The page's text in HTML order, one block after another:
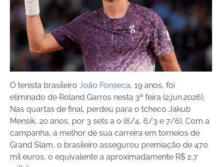
O tenista brasileiro João Fonseca, 19 anos, foi
eliminado de Roland Garros nesta 3ª feira (2.jun.2026).
Nas quartas de final, perdeu para o tcheco Jakub
Mensik, 20 anos, por 3 sets a 0 (6/4, 6/3 e 7/6). Com a
campanha, a melhor de sua carreira em torneios de
Grand Slam, o brasileiro assegurou premiação de 470
mil euros, o equivalente a aproximadamente R$ 2,7